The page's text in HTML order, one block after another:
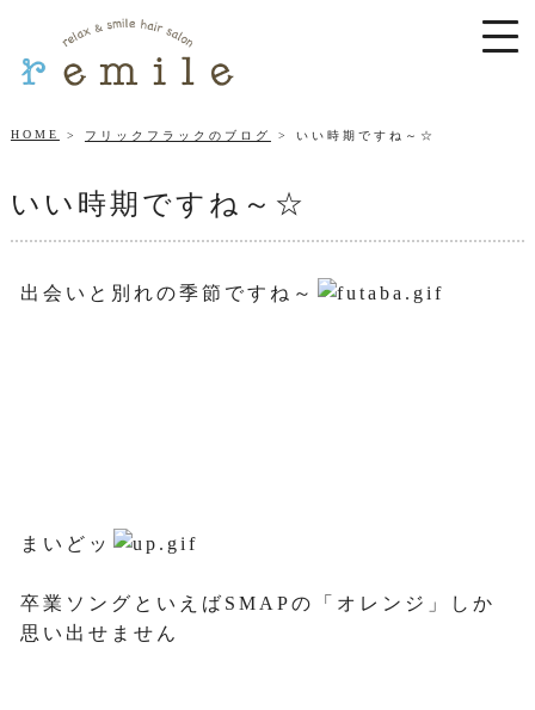
HOME フリックフラックのブログ いい時期ですね～☆
いい時期ですね～☆
出会いと別れの季節ですね～
まいどッ
卒業ソングといえばSMAPの「オレンジ」しか
思い出せません